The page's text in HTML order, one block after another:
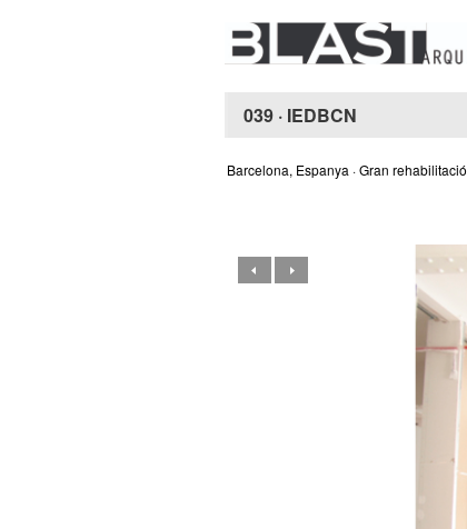
039 · IEDBCN
Barcelona, Espanya · Gran rehabilitació